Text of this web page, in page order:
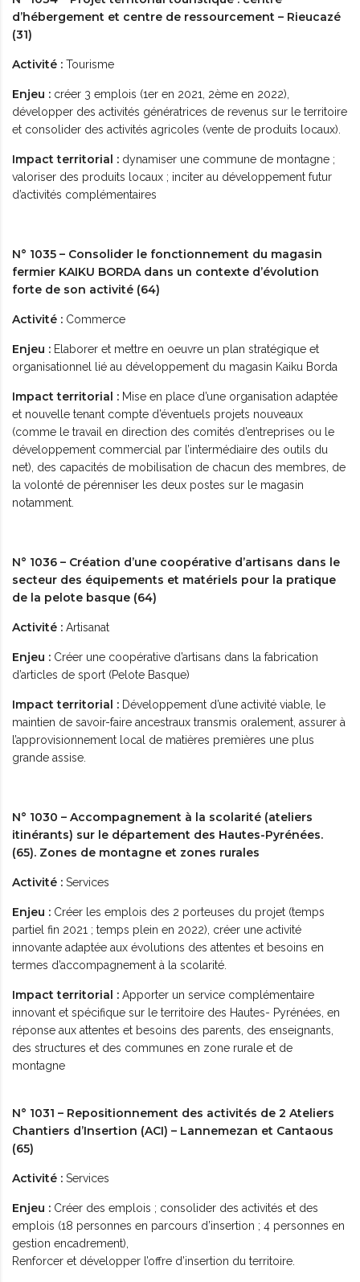
d’hébergement et centre de ressourcement – Rieucazé
(31)
Activité : Tourisme
Enjeu : créer 3 emplois (1er en 2021, 2ème en 2022),
développer des activités génératrices de revenus sur le territoire
et consolider des activités agricoles (vente de produits locaux).
Impact territorial : dynamiser une commune de montagne ;
valoriser des produits locaux ; inciter au développement futur
d’activités complémentaires
N° 1035 – Consolider le fonctionnement du magasin
fermier KAIKU BORDA dans un contexte d’évolution
forte de son activité (64)
Activité : Commerce
Enjeu : Elaborer et mettre en oeuvre un plan stratégique et
organisationnel lié au développement du magasin Kaiku Borda
Impact territorial : Mise en place d’une organisation adaptée
et nouvelle tenant compte d’éventuels projets nouveaux
(comme le travail en direction des comités d’entreprises ou le
développement commercial par l’intermédiaire des outils du
net), des capacités de mobilisation de chacun des membres, de
la volonté de pérenniser les deux postes sur le magasin
notamment.
N° 1036 – Création d’une coopérative d’artisans dans le
secteur des équipements et matériels pour la pratique
de la pelote basque (64)
Activité : Artisanat
Enjeu : Créer une coopérative d’artisans dans la fabrication
d’articles de sport (Pelote Basque)
Impact territorial : Développement d’une activité viable, le
maintien de savoir-faire ancestraux transmis oralement, assurer à
l’approvisionnement local de matières premières une plus
grande assise.
N° 1030 – Accompagnement à la scolarité (ateliers
itinérants) sur le département des Hautes-Pyrénées.
(65). Zones de montagne et zones rurales
Activité : Services
Enjeu : Créer les emplois des 2 porteuses du projet (temps
partiel fin 2021 ; temps plein en 2022), créer une activité
innovante adaptée aux évolutions des attentes et besoins en
termes d’accompagnement à la scolarité.
Impact territorial : Apporter un service complémentaire
innovant et spécifique sur le territoire des Hautes- Pyrénées, en
réponse aux attentes et besoins des parents, des enseignants,
des structures et des communes en zone rurale et de
montagne
N° 1031 – Repositionnement des activités de 2 Ateliers
Chantiers d’Insertion (ACI) – Lannemezan et Cantaous
(65)
Activité : Services
Enjeu : Créer des emplois ; consolider des activités et des
emplois (18 personnes en parcours d’insertion ; 4 personnes en
gestion encadrement),
Renforcer et développer l’offre d’insertion du territoire.